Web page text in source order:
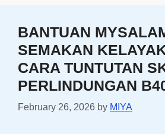
BANTUAN
SEMAKAN
CARA TUNTUTAN
PERLINDUNGAN
February 26, 2026 by MIYA